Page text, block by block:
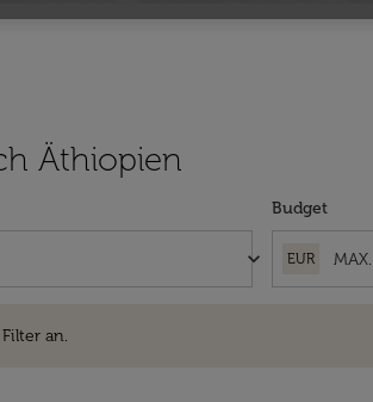
Äthiopien
keyboard_arrow_down
Budget
EUR
an.